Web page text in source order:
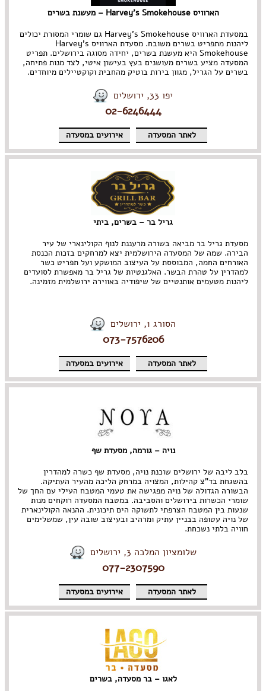
הארוויס Harvey's Smokehouse – מעשנת בשרים
במסעדת הארוויס Harvey's Smokehouse גם שומרי המסורת יכולים
ליהנות מתפריט בשרים משובח. מסעדת הארוויס Harvey's
Smokehouse היא מעשנת בשרים, יחידה מסוגה בירושלים. תפריט
המסעדה מציע בשרים מעושנים בעץ בעישון איטי, לצד מנות פתיחה,
בשרים על הגריל, מגוון בירות בוטיק מהחבית וקוקטיילים מיוחדים.
יפו 33, ירושלים
02-6246444
לאתר המסעדה אירועים במסעדה
גריל בר – בשרים, ביתי
מסעדת גריל בר מביאה בשורה מרעננת לנוף הקולינארי של עיר
הבירה. שמה של המסעדה הירושלמית יצא למרחקים בזכות הכנסת
האורחים החמה, המבוססת על העיצוב המושקע ועל תפריט כשר
למהדרין על טהרת הבשר. האלגנטיות של גריל בר מאפשרת לסועדים
ליהנות מטעמים אותנטיים של שיפודיה באווירה ירושלמית מזמינה.
הסורג 1, ירושלים
073-7576206
לאתר המסעדה אירועים במסעדה
נויה – גורמה, מסעדת שף
בלב ליבה של ירושלים שוכנת נויה, מסעדת שף כשרה למהדרין
בהשגחת בד"צ קהילות, המצויה במרחק הליכה מהעיר העתיקה.
הבשורה הגדולה של נויה מפגישה את טעמי המטבח העילי עם החך של
שומרי הכשרות בירושלים והסביבה. במטבח המסעדה רוקחים מנות
שנעות בין המטבח הצרפתי לתשוקה הים תיכונית. ההנאה הקולינארית
של נויה עטופה בבניין עתיק ומרהיב ובעיצוב שובה עין, שמשלימים
חוויה בלתי נשכחת.
שלומציון המלכה 3, ירושלים
077-2307590
לאתר המסעדה אירועים במסעדה
לאגו – בר מסעדה, בשרים